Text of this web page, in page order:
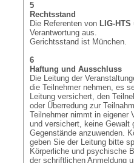
5
Rechtsstand
Die Referenten von LIG-HTS
Verantwortung aus.
Gerichtsstand ist München.
6
Haftung und Ausschluss
Die Leitung der
die Teilnehmer nehmen, es
Leitung versichert, den
oder Überredung zur
Teilnehmer nimmt in eigener
und versichert, keine Gewalt
Gegenstände anzuwenden.
geben Sie der Leitung bitte
Körperliche und psychische
der schriftlichen Anmeldung